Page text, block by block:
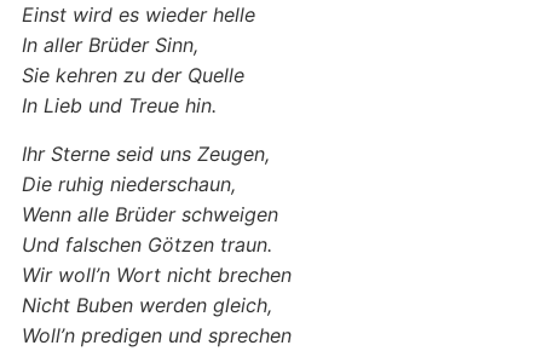
Einst wird es wieder helle
In aller Brüder Sinn,
Sie kehren zu der Quelle
In Lieb und Treue hin.
Ihr Sterne seid uns Zeugen,
Die ruhig niederschaun,
Wenn alle Brüder schweigen
Und falschen Götzen traun.
Wir woll’n Wort nicht brechen
Nicht Buben werden gleich,
Woll’n predigen und sprechen